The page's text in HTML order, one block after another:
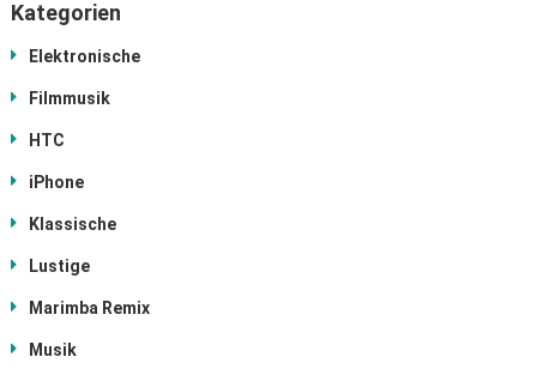
Kategorien
Elektronische
Filmmusik
HTC
iPhone
Klassische
Lustige
Marimba Remix
Musik